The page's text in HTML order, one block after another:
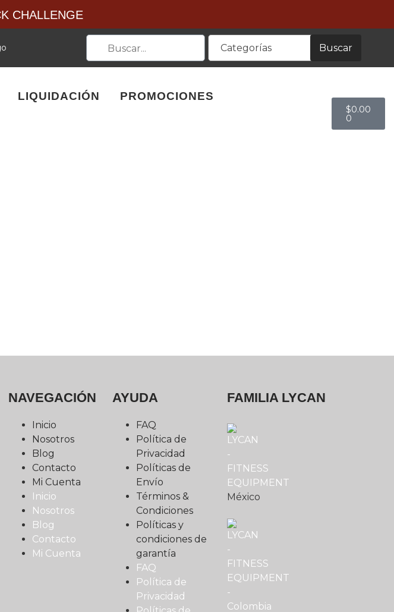
CHALLENGE
Categorías Buscar
LIQUIDACIÓN PROMOCIONES
$0.00
0
NAVEGACIÓN
Inicio
Nosotros
Blog
Contacto
Mi Cuenta
Inicio
Nosotros
Blog
Contacto
Mi Cuenta
AYUDA
FAQ
Política de
Privacidad
Políticas de
Envío
Términos &
Condiciones
Políticas y
condiciones de
garantía
FAQ
Política de
Privacidad
FAMILIA LYCAN
México